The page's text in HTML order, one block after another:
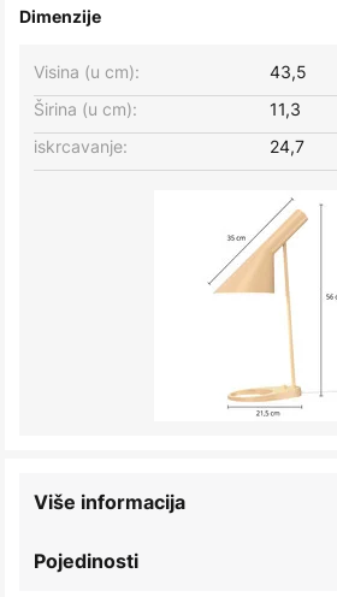
Dimenzije
Širina (u cm): 11,3
Visina (u cm): 43,5
iskrcavanje: 24,7
Pojedinosti
Više informacija